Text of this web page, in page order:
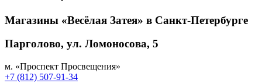
Магазины «Весёлая Затея» в Санкт-Петербурге
Парголово, ул. Ломоносова, 5
м. «Проспект Просвещения»
+7 (812) 507-91-34